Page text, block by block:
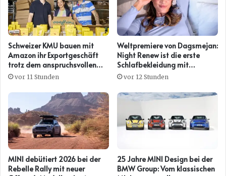
Schweizer KMU bauen mit
Amazon ihr Exportgeschäft
trotz dem anspruchsvollen
Umfeld weiter aus
vor 11 Stunden
Weltpremiere von Dagsmejan:
Night Renew ist die erste
Schlafbekleidung mit
Kollagenwirkung
vor 12 Stunden
MINI debütiert 2026 bei der
Rebelle Rally mit neuer
25 Jahre MINI Design bei der
BMW Group: Vom klassischen